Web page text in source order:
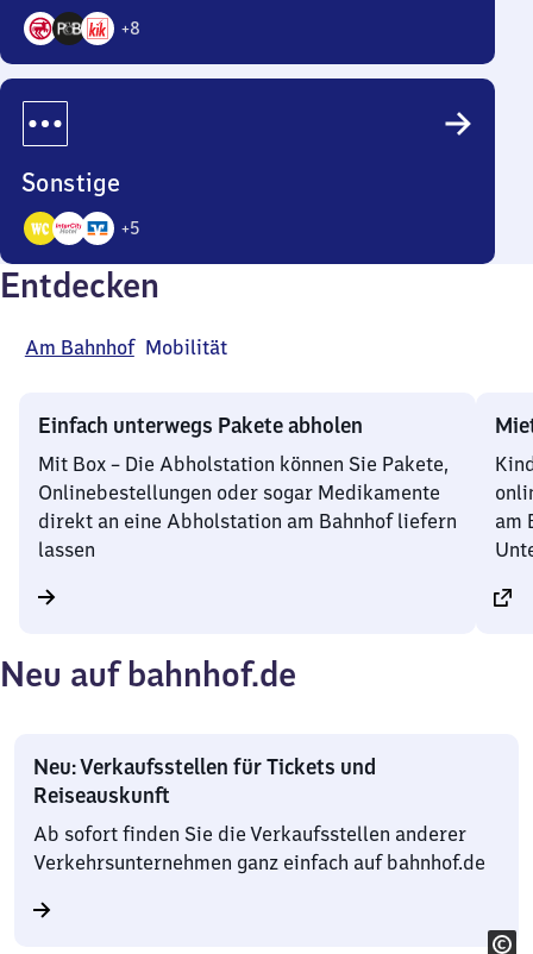
+8
11
Sonstige
+5
8
Angebote
Entdecken
Am Bahnhof Mobilität
Einfach unterwegs Pakete abholen
Mit Box – Die Abholstation können Sie Pakete,
Onlinebestellungen oder sogar Medikamente
direkt an eine Abholstation am Bahnhof liefern
lassen
am
Neu auf bahnhof.de
Neu: Verkaufsstellen für Tickets und
Reiseauskunft
Ab sofort finden Sie die Verkaufsstellen anderer
Verkehrsunternehmen ganz einfach auf bahnhof.de